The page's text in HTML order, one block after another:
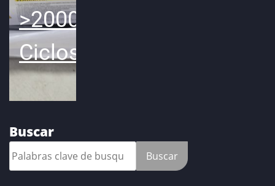
>2000
Ciclos
Buscar
Buscar